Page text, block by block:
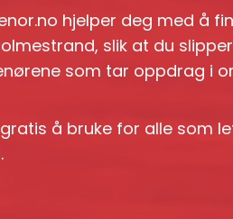
hjelper deg med å
slik at du
som tar oppdrag i
å bruke for alle som